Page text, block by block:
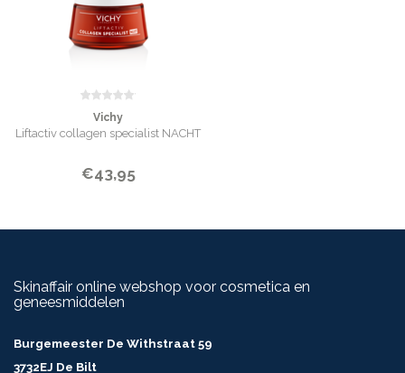
Vichy
Liftactiv collagen specialist NACHT
€43,95
Skinaffair online webshop voor cosmetica en
geneesmiddelen
Burgemeester De Withstraat 59
3732EJ De Bilt